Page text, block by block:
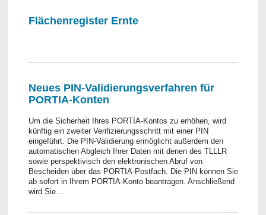
Flächenregister Ernte
Neues PIN-Validierungsverfahren für
PORTIA-Konten
Um die Sicherheit Ihres PORTIA-Kontos zu erhöhen, wird
künftig ein zweiter Verifizierungsschritt mit einer PIN
eingeführt. Die PIN-Validierung ermöglicht außerdem den
automatischen Abgleich Ihrer Daten mit denen des TLLLR
sowie perspektivisch den elektronischen Abruf von
Bescheiden über das PORTIA-Postfach. Die PIN können Sie
ab sofort in Ihrem PORTIA-Konto beantragen. Anschließend
wird Sie...